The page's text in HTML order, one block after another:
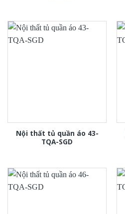
Nội thất tủ quần áo 43-
TQA-SGD